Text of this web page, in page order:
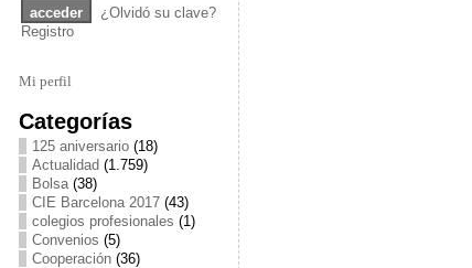
¿Olvidó su clave?
Registro
Mi perfil
Categorías
125 aniversario(18)
Actualidad (1.759)
Bolsa(38)
CIE Barcelona 2017(43)
colegios profesionales (1)
Convenios (5)
Cooperación(36)